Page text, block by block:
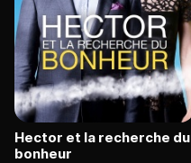
Hector et la recherche du
bonheur